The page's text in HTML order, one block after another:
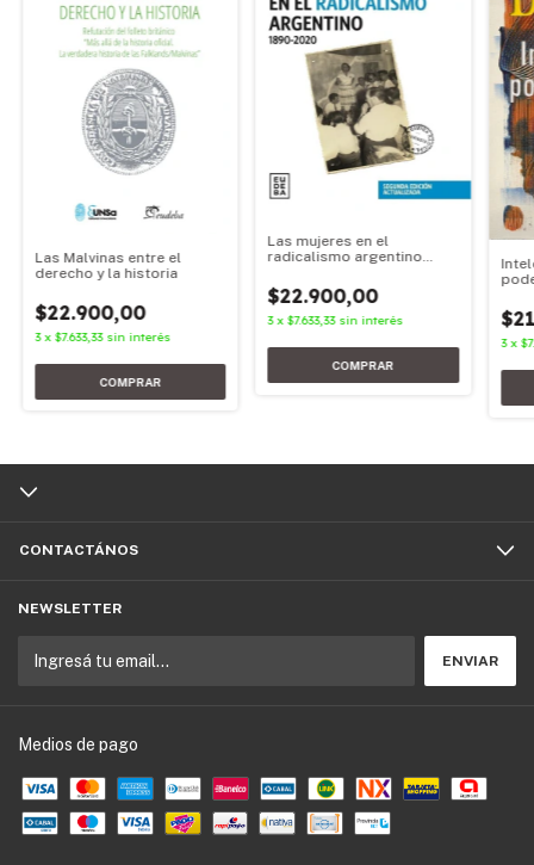
Las Malvinas entre el
derecho y la historia
$22.900,00
3 x $7.633,33 sin interés
Las mujeres en el
radicalismo argentino
$22.900,00
3 x$7.633,33 sin interés
3 x
CONTACTÁNOS
NEWSLETTER
Medios de pago